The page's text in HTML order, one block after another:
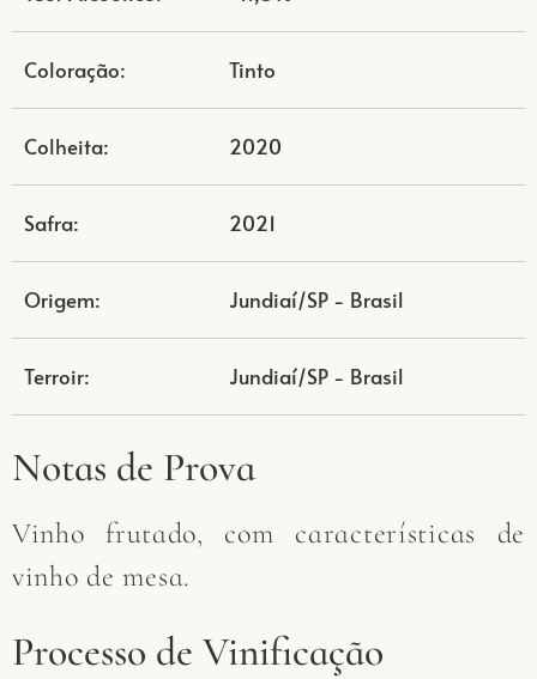
Coloração: Tinto
Colheita: 2020
Safra: 2021
Origem: Jundiaí/SP - Brasil
Terroir: Jundiaí/SP - Brasil
Notas de Prova
Vinho frutado, com características de
vinho de mesa.
Processo de Vinificação